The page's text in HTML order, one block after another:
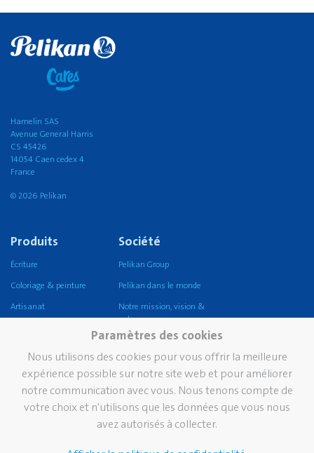
Hamelin SAS
Avenue General Harris
CS 45426
14054 Caen cedex 4
France
© 2026 Pelikan
Produits
Écriture
Coloriage & peinture
Artisanat
Ecole
Bureau
Écriture professionnelle
Société
Pelikan Group
Pelikan dans le monde
Notre mission, vision &
valeurs
Durabilité
Pelikan TintenTurm
Paramètres des cookies
Nous utilisons des cookies pour vous offrir la meilleure
expérience possible sur notre site web et pour améliorer
notre communication avec vous. Nous tenons compte de
votre choix et n'utilisons que les données que vous nous
avez autorisés à collecter.